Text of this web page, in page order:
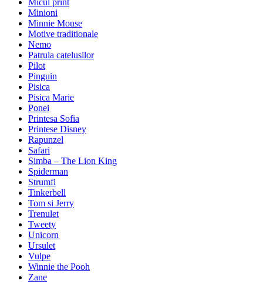
Minioni
Minnie Mouse
Motive traditionale
Nemo
Patrula catelusilor
Pilot
Pinguin
Pisica
Pisica Marie
Ponei
Printesa Sofia
Printese Disney
Rapunzel
Safari
Simba – The Lion King
Spiderman
Strumfi
Tinkerbell
Tom si Jerry
Trenulet
Tweety
Unicorn
Ursulet
Vulpe
Winnie the Pooh
Zane